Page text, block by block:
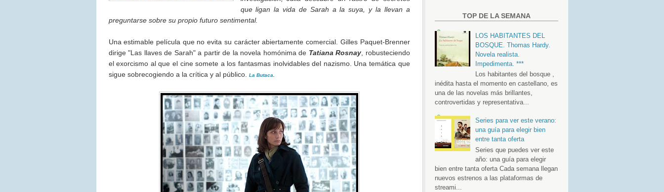
que ligan la vida de Sarah a la suya, y la llevan a
preguntarse sobre su propio futuro sentimental.
Una estimable película que no evita su carácter abiertamente comercial. Gilles Paquet-Brenner
dirige "Las llaves de Sarah" a partir de la novela homónima de Tatiana Rosnay , robusteciendo
el exorcismo al que el cine somete a los fantasmas inolvidables del nazismo. Una temática que
sigue sobrecogiendo a la crítica y al público.
La Butaca
TOP DE LA SEMANA
LOS HABITANTES DEL
BOSQUE. Thomas Hardy.
Novela realista.
Impedimenta. ***
Los habitantes del bosque ,
inédita hasta el momento en castellano, es
una de las novelas más brillantes,
controvertidas y representativa...
Series para ver este verano:
una guía para elegir bien
entre tanta oferta
Series que puedes ver este
año: una guía para elegir
bien entre tanta oferta Cada semana llegan
nuevos estrenos a las plataformas de
streami...